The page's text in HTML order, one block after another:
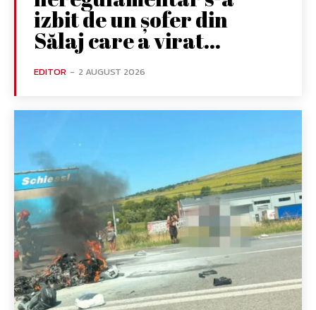
izbit de un șofer din
Sălaj care a virat...
EDITOR - 2 AUGUST 2026